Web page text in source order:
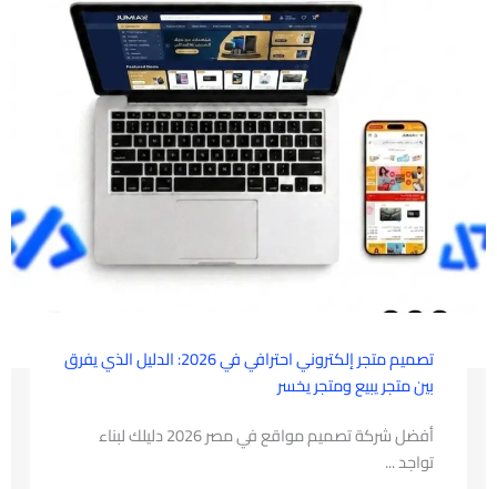
تصميم متجر إلكتروني احترافي في 2026: الدليل الذي يفرق
بين متجر يبيع ومتجر يخسر
أفضل شركة تصميم مواقع في مصر 2026 دليلك لبناء
تواجد ...